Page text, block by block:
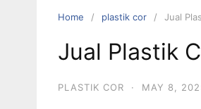
Home plastik cor Jual
Jual Plastik
PLASTIK COR · MAY 8,